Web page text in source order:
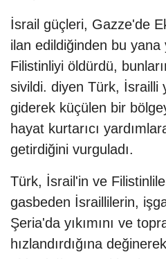
İsrail güçleri, Gazze'de
ilan edildiğinden bu yana
Filistinliyi öldürdü,
sivildi. diyen Türk, İsrailli
giderek küçülen bir
hayat kurtarıcı
getirdiğini vurguladı.
Türk, İsrail'in ve
gasbeden İsraillilerin,
Şeria'da yıkımını ve
hızlandırdığına